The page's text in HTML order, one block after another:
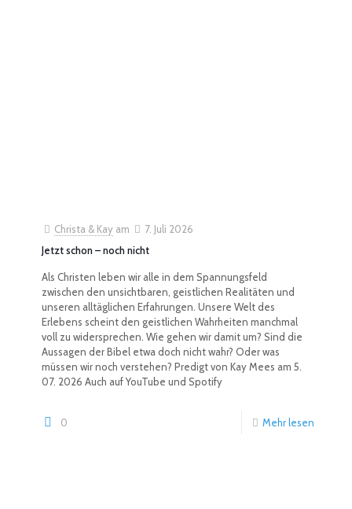
Christa & Kay am
7. Juli 2026
Jetzt schon – noch nicht
Als Christen leben wir alle in dem Spannungsfeld
zwischen den unsichtbaren, geistlichen Realitäten und
unseren alltäglichen Erfahrungen. Unsere Welt des
Erlebens scheint den geistlichen Wahrheiten manchmal
voll zu widersprechen. Wie gehen wir damit um? Sind die
Aussagen der Bibel etwa doch nicht wahr? Oder was
müssen wir noch verstehen? Predigt von Kay Mees am 5.
07. 2026 Auch auf YouTube und Spotify
0 Mehr lesen